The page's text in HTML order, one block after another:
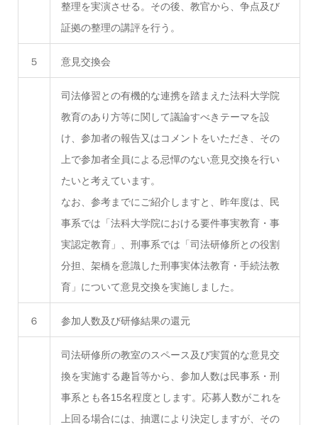
整理を実演させる。その後、教官から、争点及び
証拠の整理の講評を行う。
５ 意見交換会
司法修習との有機的な連携を踏まえた法科大学院
教育のあり方等に関して議論すべきテーマを設
け、参加者の報告又はコメントをいただき、その
上で参加者全員による忌憚のない意見交換を行い
たいと考えています。
なお、参考までにご紹介しますと、昨年度は、民
事系では「法科大学院における要件事実教育・事
実認定教育」、刑事系では「司法研修所との役割
分担、架橋を意識した刑事実体法教育・手続法教
育」について意見交換を実施しました。
６ 参加人数及び研修結果の還元
司法研修所の教室のスペース及び実質的な意見交
換を実施する趣旨等から、参加人数は民事系・刑
事系とも各15名程度とします。応募人数がこれを
上回る場合には、抽選により決定しますが、その